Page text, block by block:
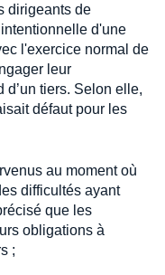
dirigeants de
intentionnelle d'une
l'exercice normal de
leur
d’un tiers. Selon elle,
défaut pour les
au moment où
difficultés ayant
que les
obligations à
;